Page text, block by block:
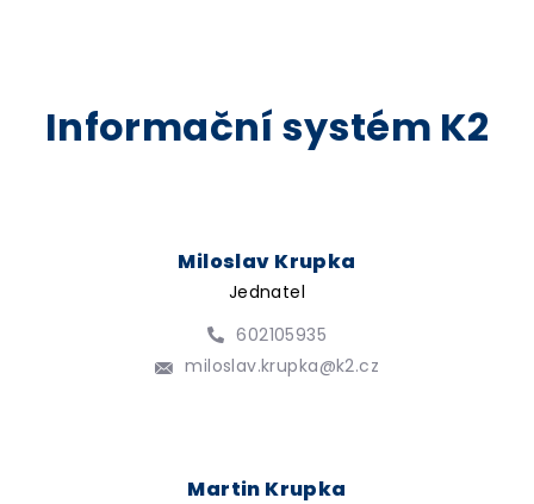
Informační systém K2
Miloslav Krupka
Jednatel
602105935
miloslav.krupka@k2.cz
Martin Krupka